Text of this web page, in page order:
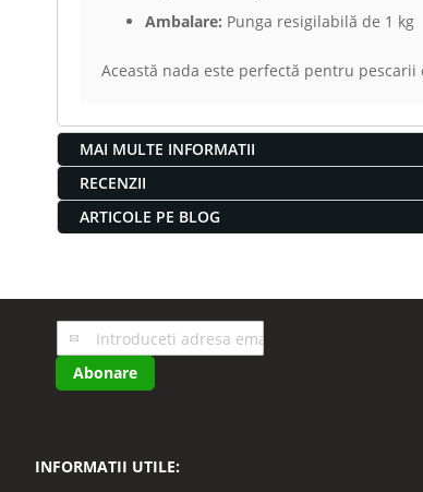
Ambalare: Punga resigilabilă de 1 kg
Această nada este perfectă pentru
MAI MULTE INFORMATII
RECENZII
ARTICOLE PE BLOG
Inscrieti-
va
Buletinele
Abonare
INFORMATII UTILE: